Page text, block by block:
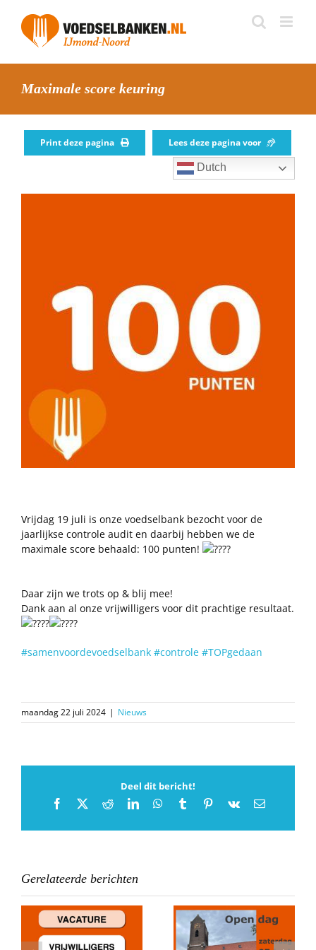
content
Maximale score keuring
Print deze pagina Lees deze pagina voor
Dutch
Vrijdag 19 juli is onze voedselbank bezocht voor de
jaarlijkse controle audit en daarbij hebben we de
maximale score behaald: 100 punten!
Daar zijn we trots op & blij mee!
Dank aan al onze vrijwilligers voor dit prachtige resultaat.
#samenvoordevoedselbank #controle #TOPgedaan
maandag 22 juli 2024 | Nieuws
Deel dit bericht!
Facebook
X RedditLinkedInWhatsApp
TumblrPinterest
Vk
E-
Gerelateerde berichten
Donatie Stichting